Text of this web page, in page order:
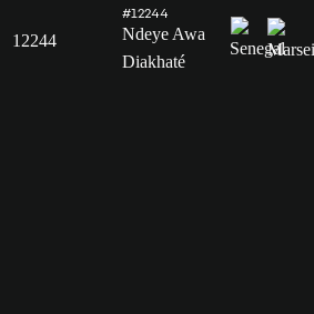
12244
#12244
Ndeye Awa
Diakhaté